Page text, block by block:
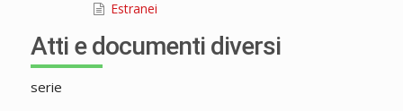
Estranei
Atti e documenti diversi
serie